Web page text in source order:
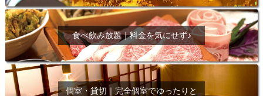
食べ飲み放題｜料金を気にせず♪
個室・貸切｜完全個室でゆったりと